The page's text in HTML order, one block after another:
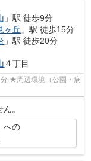
」駅 徒歩9分
ヶ丘 」駅 徒歩15分
」駅 徒歩20分
４丁目
。
への